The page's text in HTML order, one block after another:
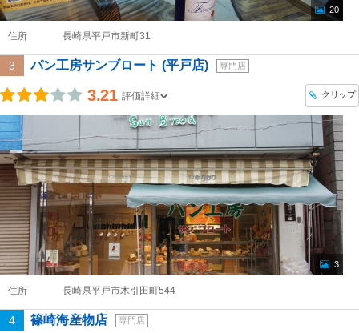
20
住所 長崎県平戸市新町31
3 パン工房サンブロート (平戸店) 専門店
3.21 評価詳細 クリップ
3
住所 長崎県平戸市木引田町544
4 篠崎海産物店 専門店